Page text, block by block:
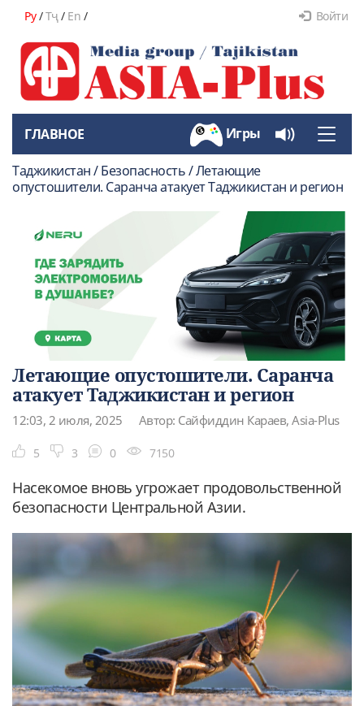
Ру/Тҷ/ En / Войти
Toggle
ГЛАВНОЕ Игры
Таджикистан / Безопасность / Летающие
опустошители. Саранча атакует Таджикистан и регион
Летающие опустошители. Саранча
атакует Таджикистан и регион
12:03, 2 июля, 2025 Автор: Сайфиддин Караев, Asia-Plus
5 3 0 7150
Насекомое вновь угрожает продовольственной
безопасности Центральной Азии.